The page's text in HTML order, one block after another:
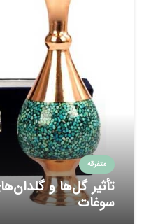
متفرقه
تأثیر گل‌ها و
سوغات